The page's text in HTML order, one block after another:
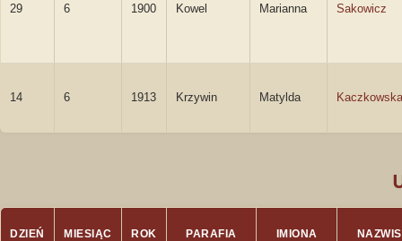
29 6 1900 Kowel Marianna Sakowicz
14 6 1913 Krzywin Matylda Kaczkowska
DZIEŃ MIESIĄC ROK PARAFIA IMIONA